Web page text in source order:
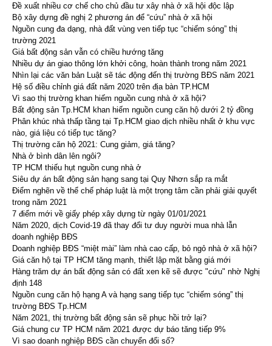
Đề xuất nhiều cơ chế cho chủ đầu tư xây nhà ở xã hội độc lập
Bộ xây dựng đề nghị 2 phương án để “cứu” nhà ở xã hội
Nguồn cung đa dạng, nhà đất vùng ven tiếp tục “chiếm sóng” thị
trường 2021
Giá bất động sản vẫn có chiều hướng tăng
Nhiều dự án giao thông lớn khởi công, hoàn thành trong năm 2021
Nhìn lại các văn bản Luật sẽ tác động đến thị trường BĐS năm 2021
Hệ số điều chỉnh giá đất năm 2020 trên địa bàn TP.HCM
Vì sao thị trường khan hiếm nguồn cung nhà ở xã hội?
Bất động sản Tp.HCM khan hiếm nguồn cung căn hộ dưới 2 tỷ đồng
Phân khúc nhà thấp tầng tại Tp.HCM giao dịch nhiều nhất ở khu vực
nào, giá liệu có tiếp tục tăng?
Thị trường căn hộ 2021: Cung giảm, giá tăng?
Nhà ở bình dân lên ngôi?
TP HCM thiếu hụt nguồn cung nhà ở
Siêu dự án bất động sản hạng sang tại Quy Nhơn sắp ra mắt
Điểm nghẽn về thể chế pháp luật là một trọng tâm cần phải giải quyết
trong năm 2021
7 điểm mới về giấy phép xây dựng từ ngày 01/01/2021
Năm 2020, dịch Covid-19 đã thay đổi tư duy người mua nhà lẫn
doanh nghiệp BĐS
Doanh nghiệp BĐS “miệt mài” làm nhà cao cấp, bỏ ngỏ nhà ở xã hội?
Giá căn hộ tại TP HCM tăng mạnh, thiết lập mặt bằng giá mới
Hàng trăm dự án bất động sản có đất xen kẽ sẽ được "cứu" nhờ Nghị
định 148
Nguồn cung căn hộ hạng A và hạng sang tiếp tục “chiếm sóng” thị
trường BĐS Tp.HCM
Năm 2021, thị trường bất động sản sẽ phục hồi trở lại?
Giá chung cư TP HCM năm 2021 được dự báo tăng tiếp 9%
Vì sao doanh nghiệp BĐS cần chuyển đổi số?